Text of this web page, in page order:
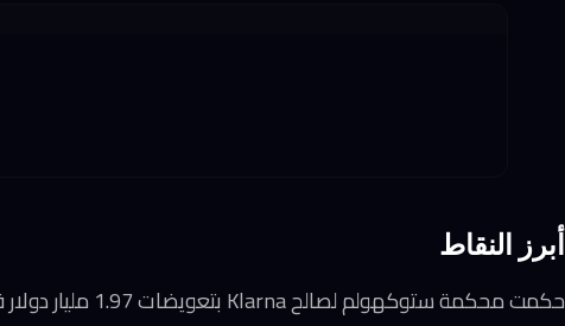
أبرز النقاط
حكمت محكمة ستوكهولم لصالح Klarna بتعويضات 1.97 مليار دولار في قضية احتكار ضد Google